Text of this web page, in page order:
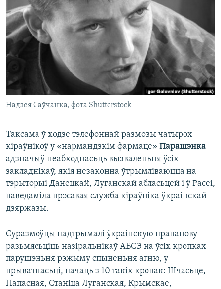
КУЛЬТУРА
КАЛЯНДАР
МОВА
НА ХВАЛЯХ СВАБОДЫ
Надзея Саўчанка, фота Shutterstock
Таксама ў ходзе тэлефоннай размовы чатырох
кіраўнікоў у «нармандзкім фармаце» Парашэнка
адзначыў неабходнасьць вызваленьня ўсіх
закладнікаў, якія незаконна ўтрымліваюцца на
тэрыторыі Данецкай, Луганскай абласьцей і ў Расеі,
паведаміла прэсавая служба кіраўніка ўкраінскай
дзяржавы.
Суразмоўцы падтрымалі ўкраінскую прапанову
разьмясьціць назіральнікаў АБСЭ на ўсіх кропках
парушэньня рэжыму спыненьня агню, у
прыватнасьці, пачаць з 10 такіх кропак: Шчасьце,
Папасная, Станіца Луганская, Крымскае,